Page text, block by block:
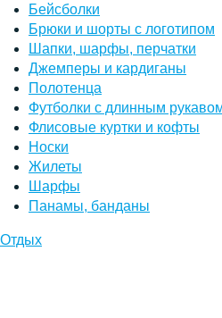
Бейсболки
Брюки и шорты с логотипом
Шапки, шарфы, перчатки
Джемперы и кардиганы
Полотенца
Футболки с длинным
Флисовые куртки и кофты
Носки
Жилеты
Шарфы
Панамы, банданы
Отдых